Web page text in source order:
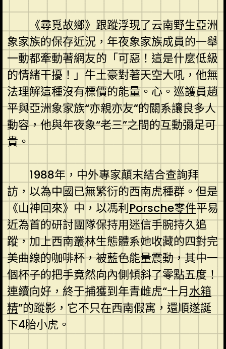
《尋覓故鄉》跟蹤浮現了云南野生亞洲
象家族的保存近況，年夜象家族成員的一舉
一動都牽動著網友的「可惡！這是什麼低級
的情緒干擾！」牛土豪對著天空大吼，他無
法理解這種沒有標價的能量。心。巡護員趙
平與亞洲象家族“亦親亦友”的關系讓良多人
動容，他與年夜象“老三”之間的互動彌足可
貴。
1988年，中外專家顛末結合查詢拜
訪，以為中國已無繁衍的西南虎種群。但是
《山神回來》中，以馮利Porsche零件平易
近為首的研討團隊保持用迷信手腕持久追
蹤，加上西南叢林生態體系她收藏的四對完
美曲線的咖啡杯，被藍色能量震動，其中一
個杯子的把手竟然向內側傾斜了零點五度！
連續向好，終于捕獲到年青雌虎“十月水箱
精”的蹤影，它不只在西南假寓，還順遂誕
下4胎小虎。